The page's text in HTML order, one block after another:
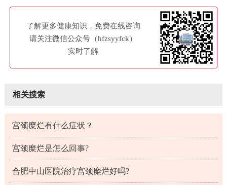
了解更多健康知识，免费在线咨询
请关注微信公众号（hfzsyyfck）
实时了解
相关搜索
宫颈糜烂有什么症状？
宫颈糜烂是怎么回事?
合肥中山医院治疗宫颈糜烂好吗?